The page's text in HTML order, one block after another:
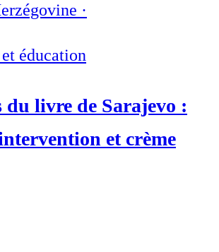
·
éducation
du livre de Sarajevo :
et crème